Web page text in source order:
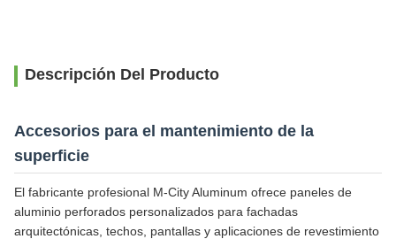
Descripción Del Producto
Accesorios para el mantenimiento de la
superficie
El fabricante profesional M-City Aluminum ofrece paneles de
aluminio perforados personalizados para fachadas
arquitectónicas, techos, pantallas y aplicaciones de revestimiento